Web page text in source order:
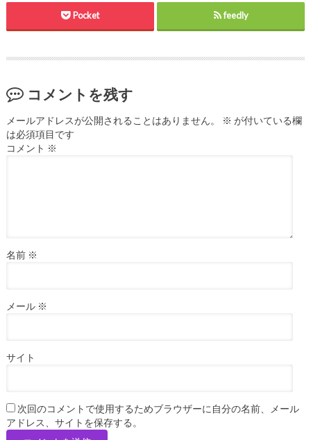
Pocket feedly
コメントを残す
メールアドレスが公開されることはありません。 ※ が付いている欄
は必須項目です
コメント ※
名前 ※
メール ※
サイト
次回のコメントで使用するためブラウザーに自分の名前、メール
アドレス、サイトを保存する。